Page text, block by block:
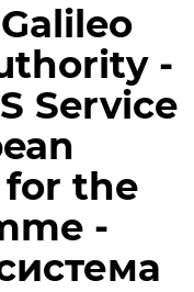
-
Service
for the
-